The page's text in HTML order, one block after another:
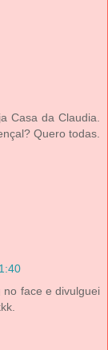
Casa da Claudia.
Quero todas.
face e divulguei